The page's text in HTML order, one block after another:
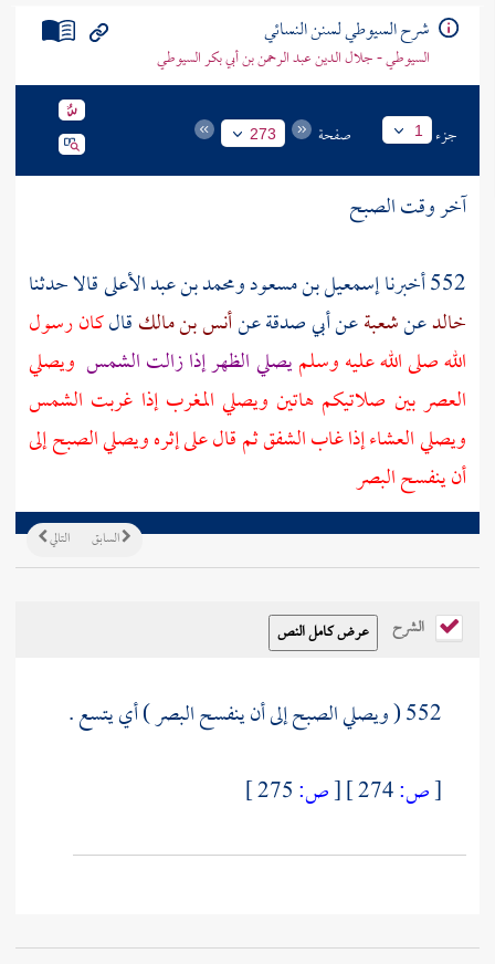
شرح السيوطي لسنن النسائي
السيوطي - جلال الدين عبد الرحمن بن أبي بكر السيوطي
جزء 1 صفحة 273
آخر وقت الصبح
552 أخبرنا
إسمعيل بن مسعودومحمد بن عبد الأعلىقالا حدثنا
خالدعنشعبةعنأبي صدقةعنأنس بن مالكقالكان رسول
الله صلى الله عليه وسلميصلي الظهر إذا زالت الشمس ويصلي
العصر بين صلاتيكم هاتين ويصلي المغرب إذا غربت الشمس
ويصلي العشاء إذا غاب الشفق ثم قال على إثره ويصلي الصبح إلى
أن ينفسح البصر
التالي السابق
الشرح
552 ( ويصلي الصبح إلى أن ينفسح البصر ) أي يتسع .
[ص: [ص: